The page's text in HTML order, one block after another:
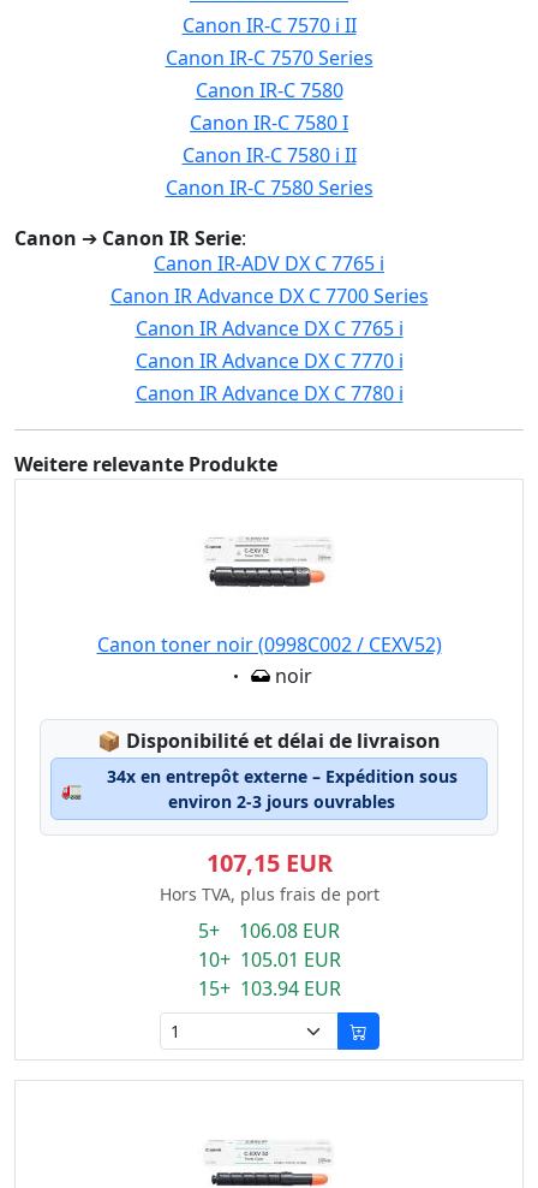
Canon IR-C 7570 i II
Canon IR-C 7570 Series
Canon IR-C 7580
Canon IR-C 7580 I
Canon IR-C 7580 i II
Canon IR-C 7580 Series
Canon ➔ Canon IR Serie:
Canon IR-ADV DX C 7765 i
Canon IR Advance DX C 7700 Series
Canon IR Advance DX C 7765 i
Canon IR Advance DX C 7770 i
Canon IR Advance DX C 7780 i
Weitere relevante Produkte
Canon toner noir (0998C002 / CEXV52)
Eigenschaft:
noir
📦 Lagerstatus:
Disponibilité et délai de livraison
🚛
34x en entrepôt externe – Expédition sous
environ 2-3 jours ouvrables
107,15 EUR
Hors TVA, plus frais de port
5+ 106.08 EUR
10+ 105.01 EUR
15+ 103.94 EUR